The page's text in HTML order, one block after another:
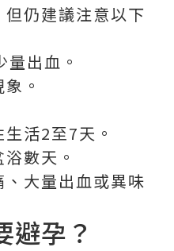
仍建議注意以下
出血。
。
活2至7天。
數天。
大量出血或異味
避孕？